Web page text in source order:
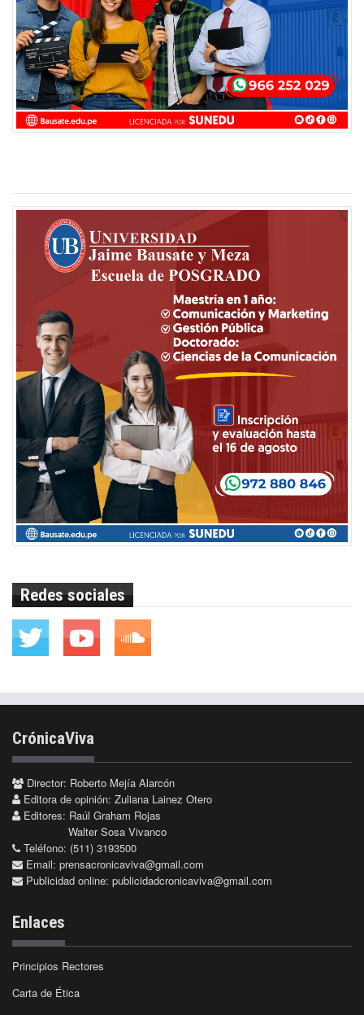
Redes sociales
CrónicaViva
Director: Roberto Mejía Alarcón
Editora de opinión: Zuliana Lainez Otero
Editores: Raúl Graham Rojas
Walter Sosa Vivanco
Teléfono: (511) 3193500
Email: prensacronicaviva@gmail.com
Publicidad online: publicidadcronicaviva@gmail.com
Enlaces
Principios Rectores
Carta de Ética